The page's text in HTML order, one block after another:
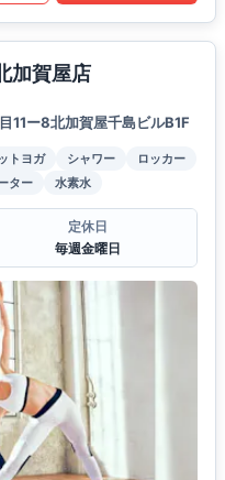
加賀屋店
11ー8北加賀屋千島ビルB1F
トヨガ シャワー
ロッカー
ター 水素水
定休日
毎週金曜日